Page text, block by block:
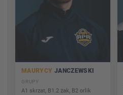
MAURYCY JANCZEWSKI
GRUPY
A1 skrzat, B1.2 żak, B2 orlik